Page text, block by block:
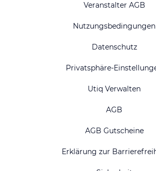
Veranstalter AGB
Nutzungsbedingungen
Datenschutz
Privatsphäre-
Utiq Verwalten
AGB
AGB Gutscheine
Erklärung zur